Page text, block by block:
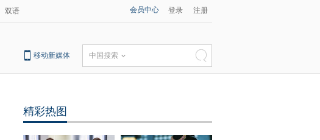
双语 会员中心 登录 注册
移动新媒体 中国搜索
精彩热图